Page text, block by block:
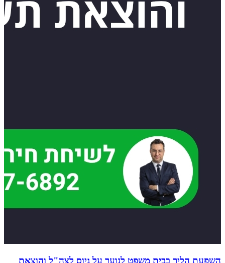
השפעת הליך בבית משפט לנוער על גיוס לצה"ל והוצאת